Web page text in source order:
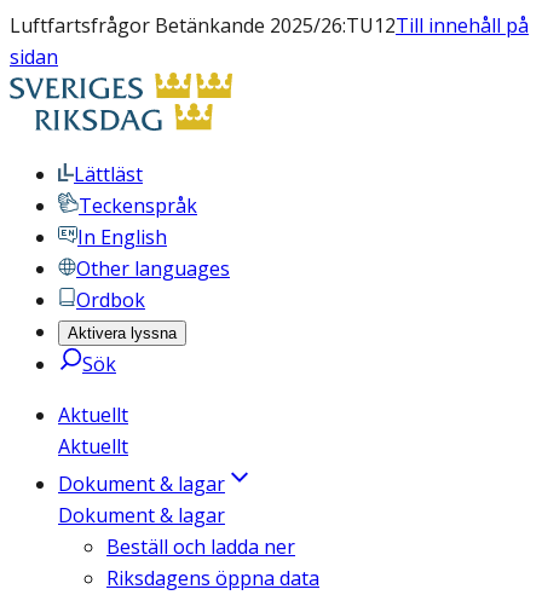
Luftfartsfrågor Betänkande 2025/26:TU12Till innehåll på
sidan
Lättläst
Teckenspråk
In English
Other languages
Ordbok
Aktivera lyssna
Sök
Aktuellt
Aktuellt
Dokument & lagar
Dokument & lagar
Beställ och ladda ner
Riksdagens öppna data